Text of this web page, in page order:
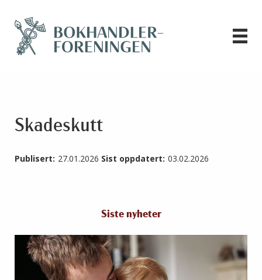
Skadeskutt
Publisert: 27.01.2026 Sist oppdatert: 03.02.2026
Siste nyheter